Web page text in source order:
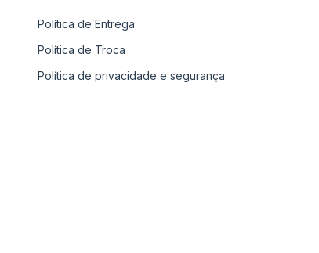
Política de Entrega
Política de Troca
Política de privacidade e segurança